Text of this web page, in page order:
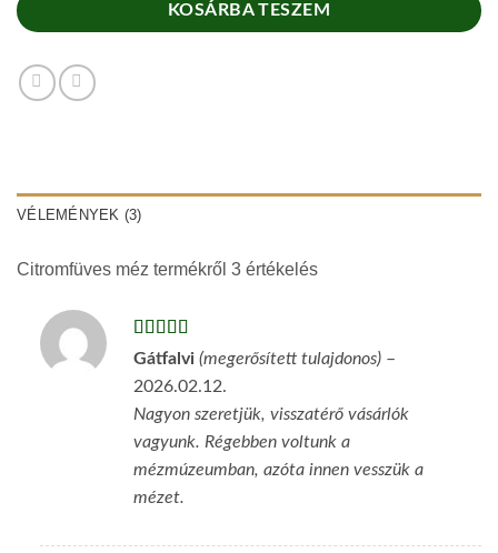
KOSÁRBA TESZEM
VÉLEMÉNYEK (3)
Citromfüves méz termékről 3 értékelés
Értékelés:5
Gátfalvi (megerősített tulajdonos) –
2026.02.12.
Nagyon szeretjük, visszatérő vásárlók
vagyunk. Régebben voltunk a
mézmúzeumban, azóta innen vesszük a
mézet.